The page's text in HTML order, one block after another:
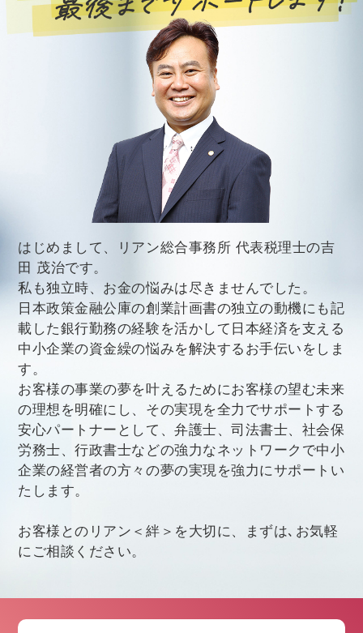
はじめまして、リアン総合事務所 代表税理士の吉
田 茂治です。
私も独立時、お金の悩みは尽きませんでした。
日本政策金融公庫の創業計画書の独立の動機にも記
載した銀行勤務の経験を活かして日本経済を支える
中小企業の資金繰の悩みを解決するお手伝いをしま
す。
お客様の事業の夢を叶えるためにお客様の望む未来
の理想を明確にし、その実現を全力でサポートする
安心パートナーとして、弁護士、司法書士、社会保
労務士、行政書士などの強力なネットワークで中小
企業の経営者の方々の夢の実現を強力にサポートい
たします。
お客様とのリアン＜絆＞を大切に、まずは､お気軽
にご相談ください。